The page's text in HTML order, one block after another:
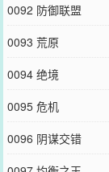
0092 防御联盟
0093 荒原
0094 绝境
0095 危机
0096 阴谋交错